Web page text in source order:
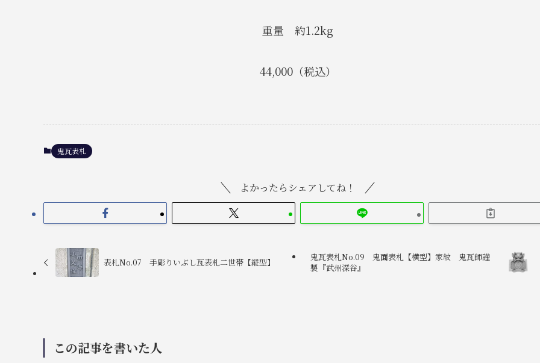
重量 約1.2kg
44,000（税込）
鬼瓦表札
よかったらシェアしてね！
表札No.07 手彫りいぶし瓦表札二世帯【縦型】
鬼瓦表札No.09 鬼面表札【横型】家紋 鬼瓦師謹
製『武州深谷』
この記事を書いた人